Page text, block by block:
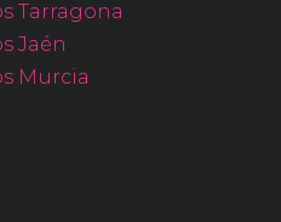
Tarragona
Jaén
Murcia